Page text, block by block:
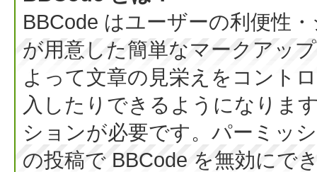
BBCode はユーザーの利便性
が用意した簡単なマークアッ
よって文章の見栄えをコント
入したりできるようになりま
ションが必要です。パーミッ
の投稿で BBCode を無効にで